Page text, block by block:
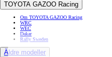
TOYOTA GAZOO Racing
Om TOYOTA GAZOO Racing
WRC
WEC
Dakar
Rally Sweden
Äldre modeller